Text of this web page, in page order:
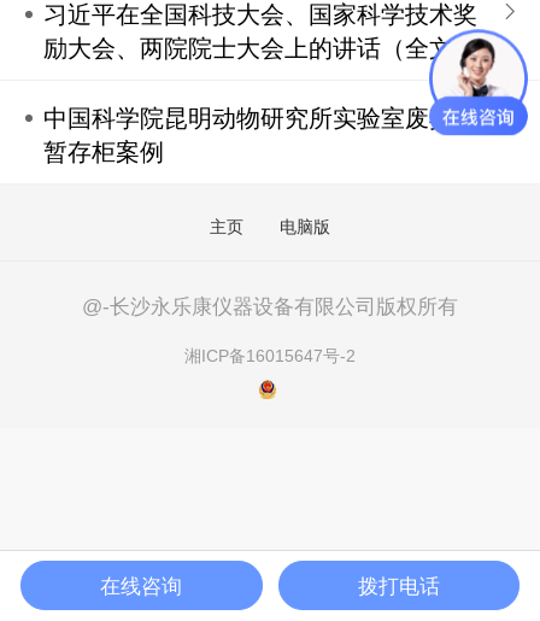
习近平在全国科技大会、国家科学技术奖
励大会、两院院士大会上的讲话（全文）
中国科学院昆明动物研究所实验室废弃物
暂存柜案例
主页 电脑版
@-长沙永乐康仪器设备有限公司版权所有
湘ICP备16015647号-2
在线咨询 拨打电话